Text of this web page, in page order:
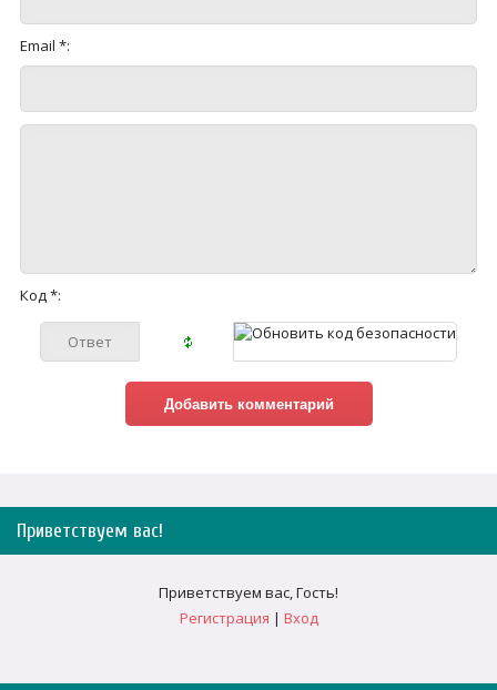
Email *:
Код *:
Приветствуем вас!
Приветствуем вас,Гость!
Регистрация | Вход